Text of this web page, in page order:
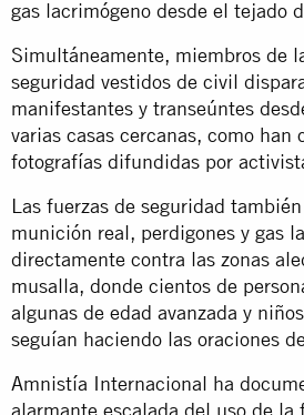
gas lacrimógeno desde el tejado
Simultáneamente, miembros de
seguridad vestidos de civil
manifestantes y transeúntes
varias casas cercanas, como han
fotografías difundidas por
Las fuerzas de seguridad
munición real, perdigones y gas
directamente contra las zonas
musalla, donde cientos de
algunas de edad avanzada y
seguían haciendo las oraciones
Amnistía Internacional ha
alarmante escalada del uso de la